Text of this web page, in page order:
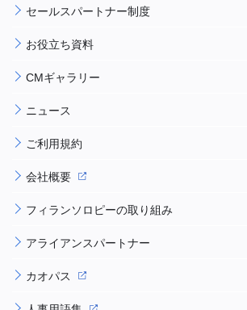
セールスパートナー制度
お役立ち資料
CMギャラリー
ニュース
ご利用規約
会社概要
フィランソロピーの取り組み
アライアンスパートナー
カオパス